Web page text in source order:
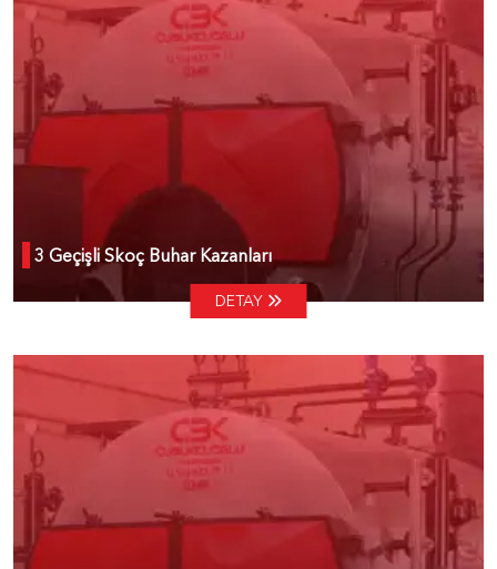
3 Geçişli Skoç Buhar Kazanları
DETAY